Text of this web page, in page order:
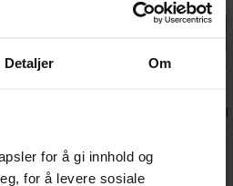
Detaljer Om
for å gi innhold og
for å levere sosiale
Legg i handlekurven
Tormented
Legg i
Borderlands 4
Antall
lager: